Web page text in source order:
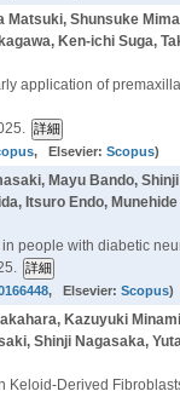
Matsuki, Shunsuke
Ken-ichi Suga,
application of
, Elsevier: Scopus)
Mayu Bando,
Itsuro Endo,
people with diabetic
, Elsevier: Scopus)
Kazuyuki
Shinji Nagasaka,
Derived